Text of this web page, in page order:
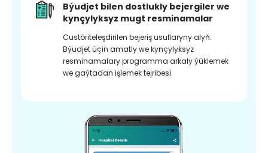
Býudjet bilen dostlukly bejergiler we
kynçylyksyz mugt resminamalar
Custöriteleşdirilen bejeriş usullaryny alyň.
Býudjet üçin amatly we kynçylyksyz
resminamalary programma arkaly ýüklemek
we gaýtadan işlemek tejribesi.